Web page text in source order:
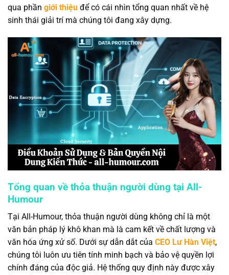
qua phần giới thiệu để có cái nhìn tổng quan nhất về hệ
sinh thái giải trí mà chúng tôi đang xây dựng.
Tổng quan về thỏa thuận người dùng tại All-
Humour
Tại All-Humour, thỏa thuận người dùng không chỉ là một
văn bản pháp lý khô khan mà là cam kết về chất lượng và
văn hóa ứng xử số. Dưới sự dẫn dắt của CEO Lư Hàn Việt,
chúng tôi luôn ưu tiên tính minh bạch và bảo vệ quyền lợi
chính đáng của độc giả. Hệ thống quy định này được xây